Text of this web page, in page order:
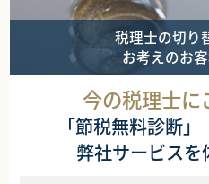
税理士の切り
お考えのお
今の税理士
「節税無料診断
弊社サービスを